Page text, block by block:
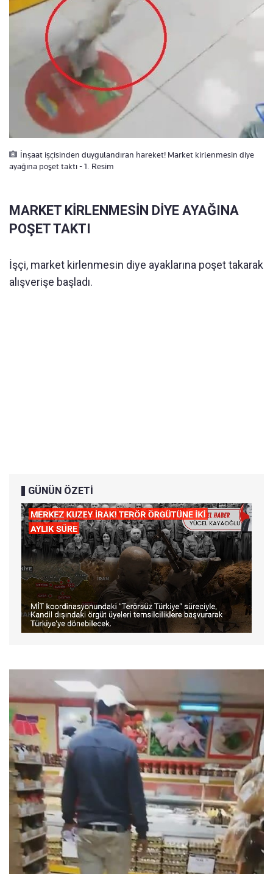
İnşaat işçisinden duygulandıran hareket! Market kirlenmesin diye
ayağına poşet taktı - 1. Resim
MARKET KİRLENMESİN DİYE AYAĞINA
POŞET TAKTI
İşçi, market kirlenmesin diye ayaklarına poşet takarak
alışverişe başladı.
GÜNÜN ÖZETİ